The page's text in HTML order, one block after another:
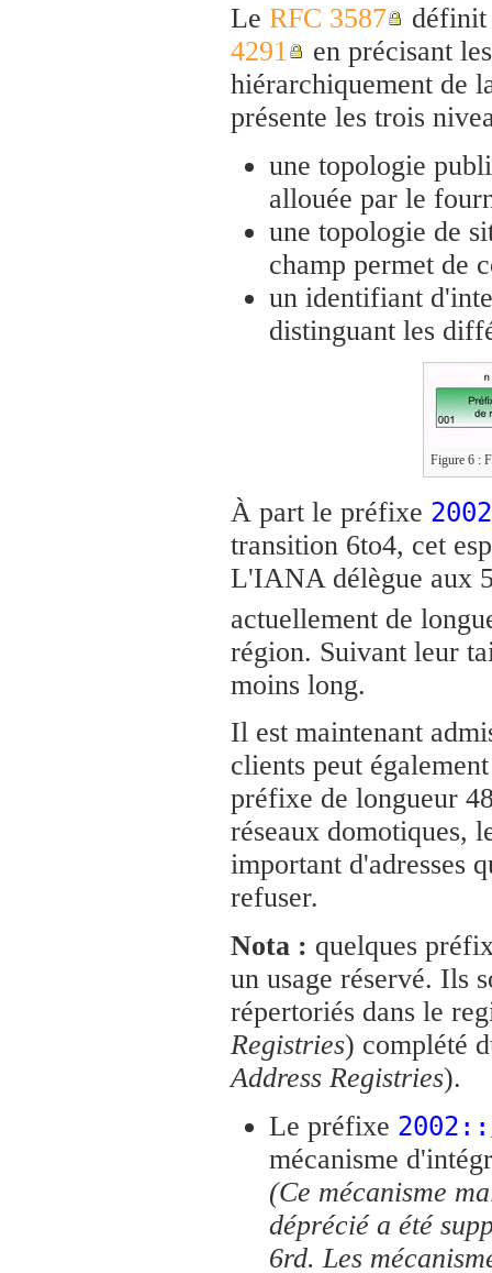
Le RFC 3587
définit
4291
en précisant
hiérarchiquement de
présente les trois
une topologie
allouée par le
une topologie de
champ permet de
un identifiant
distinguant les
Figure 6 :
À part le préfixe
transition 6to4, cet
L'IANA délègue aux
actuellement de
région. Suivant leur
moins long.
Il est maintenant
clients peut
préfixe de longueur
réseaux domotiques,
important d'adresses
refuser.
Nota : quelques
un usage réservé. Ils
répertoriés dans le
Registries) complété
Address Registries).
Le préfixe
mécanisme
(Ce mécanisme
déprécié a été
6rd. Les